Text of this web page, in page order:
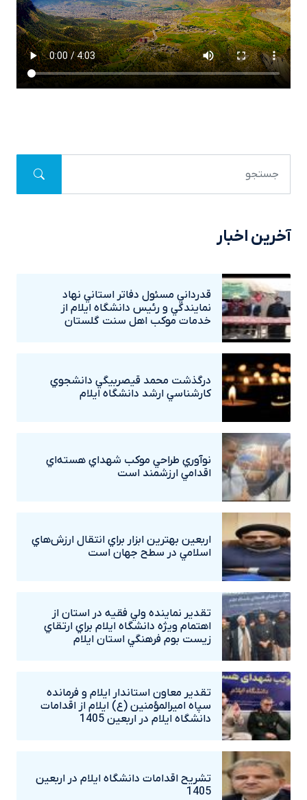
آخرین اخبار
قدرداني مسئول دفاتر استاني نهاد
نمايندگي و رئيس دانشگاه ايلام از
خدمات موکب اهل سنت گلستان
درگذشت محمد قيصربيگي دانشجوي
کارشناسي ارشد دانشگاه ايلام
نوآوري طراحي موکب شهداي هسته‌اي
اقدامي ارزشمند است
اربعين بهترين ابزار براي انتقال ارزش‌هاي
اسلامي در سطح جهان است
تقدير نماينده ولي فقيه در استان از
اهتمام ويژه دانشگاه‌ ايلام براي ارتقاي
زيست بوم فرهنگي استان ايلام
تقدير معاون استاندار ايلام و فرمانده
سپاه اميرالمؤمنين (ع) ايلام از اقدامات
دانشگاه ايلام در اربعين 1405
تشريح اقدامات دانشگاه ايلام در اربعين
1405